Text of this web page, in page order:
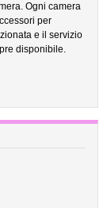
Ogni camera
per
e il servizio
disponibile.